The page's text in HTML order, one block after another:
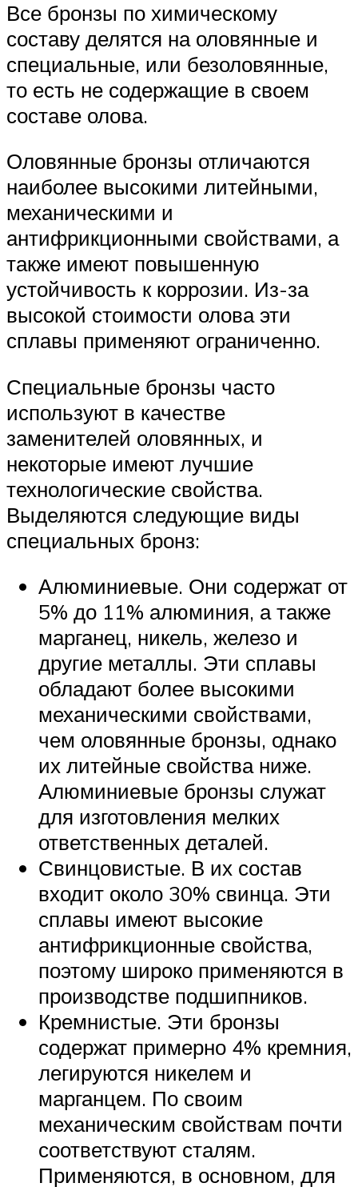
Все бронзы по химическому
составу делятся на оловянные и
специальные, или безоловянные,
то есть не содержащие в своем
составе олова.
Оловянные бронзы отличаются
наиболее высокими литейными,
механическими и
антифрикционными свойствами, а
также имеют повышенную
устойчивость к коррозии. Из-за
высокой стоимости олова эти
сплавы применяют ограниченно.
Специальные бронзы часто
используют в качестве
заменителей оловянных, и
некоторые имеют лучшие
технологические свойства.
Выделяются следующие виды
специальных бронз:
Алюминиевые. Они содержат от
5% до 11% алюминия, а также
марганец, никель, железо и
другие металлы. Эти сплавы
обладают более высокими
механическими свойствами,
чем оловянные бронзы, однако
их литейные свойства ниже.
Алюминиевые бронзы служат
для изготовления мелких
ответственных деталей.
Свинцовистые. В их состав
входит около 30% свинца. Эти
сплавы имеют высокие
антифрикционные свойства,
поэтому широко применяются в
производстве подшипников.
Кремнистые. Эти бронзы
содержат примерно 4% кремния,
легируются никелем и
марганцем. По своим
механическим свойствам почти
соответствуют сталям.
Применяются, в основном, для